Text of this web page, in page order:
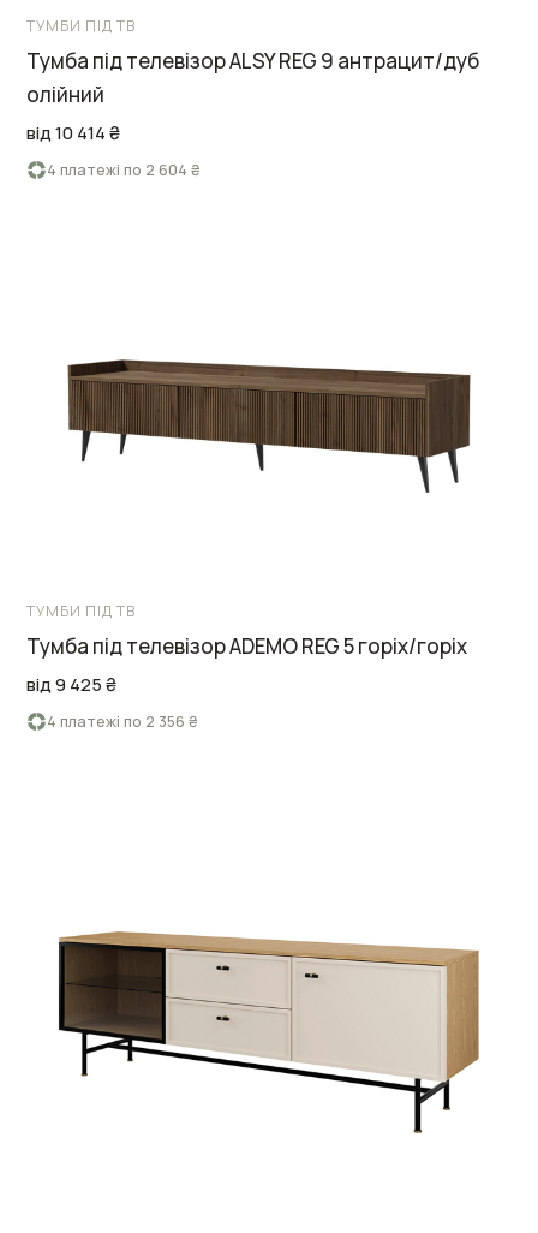
ТУМБИ ПІД ТВ
Тумба під телевізор ALSY REG 9 антрацит/дуб
олійний
від 10 414 ₴
4 платежі по 2 604 ₴
ТУМБИ ПІД ТВ
Тумба під телевізор ADEMO REG 5 горіх/горіх
від 9 425 ₴
4 платежі по 2 356 ₴